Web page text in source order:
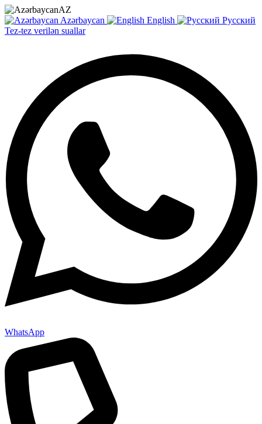
AZ
Azərbaycan
English
Русский
Tez-tez verilən suallar
WhatsApp